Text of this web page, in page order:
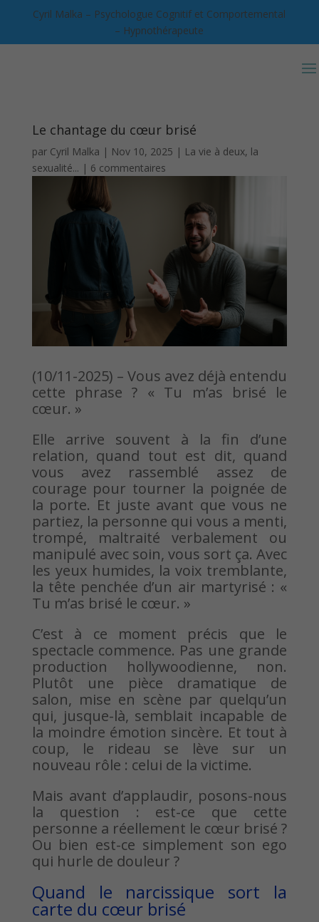
Cyril Malka – Psychologue Cognitif et Comportemental
– Hypnothérapeute
Le chantage du cœur brisé
par Cyril Malka | Nov 10, 2025 | La vie à deux, la
sexualité... | 6 commentaires
(10/11-2025) – Vous avez déjà entendu
cette phrase ? « Tu m’as brisé le
cœur. »
Elle arrive souvent à la fin d’une
relation, quand tout est dit, quand
vous avez rassemblé assez de
courage pour tourner la poignée de
la porte. Et juste avant que vous ne
partiez, la personne qui vous a menti,
trompé, maltraité verbalement ou
manipulé avec soin, vous sort ça. Avec
les yeux humides, la voix tremblante,
la tête penchée d’un air martyrisé : «
Tu m’as brisé le cœur. »
C’est à ce moment précis que le
spectacle commence. Pas une grande
production hollywoodienne, non.
Plutôt une pièce dramatique de
salon, mise en scène par quelqu’un
qui, jusque-là, semblait incapable de
la moindre émotion sincère. Et tout à
coup, le rideau se lève sur un
nouveau rôle : celui de la victime.
Mais avant d’applaudir, posons-nous
la question : est-ce que cette
personne a réellement le cœur brisé ?
Ou bien est-ce simplement son ego
qui hurle de douleur ?
Quand le narcissique sort la
carte du cœur brisé